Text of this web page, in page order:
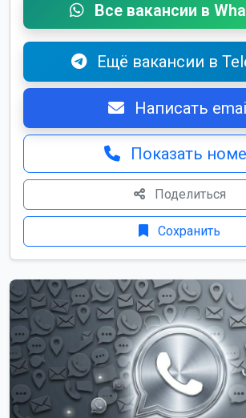
Все вакансии в
Ещё вакансии в
Написать
Показать
Поделиться
Сохранить